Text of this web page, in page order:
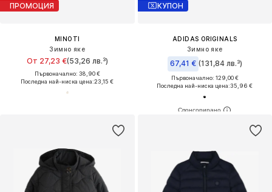
ПРОМОЦИЯ
MINOTI
Зимно яке
От 27,23 €(53,26 лв.³)
Първоначално: 38,90 €
Последна най-ниска цена:23,15 €
КУПОН
ADIDAS ORIGINALS
Зимно яке
67,41 € (131,84 лв.³)
Първоначално: 129,00 €
Последна най-ниска цена:35,96 €